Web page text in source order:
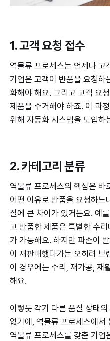
1. 고객 요청 접수
역물류 프로세스는 언제나 고
기업은 고객이 반품을 요청하
화해야 해요. 그리고 고객 요
제품을 수거해야 하죠. 이 과
위해 자동화 시스템을 도입하
2. 카테고리 분류
역물류 프로세스의 핵심은 바
어떤 이유로 반품을 요청하느
질에 큰 차이가 있거든요. 예
고 반품한 제품은 특별한 수
가 가능해요. 하지만 파손이
이 재판매했다가는 오히려 브
이 경우에는 수리, 재가공, 재
해요.
이렇듯 각기 다른 품질 상태
없기에, 역물류 프로세스에서
역물류 프로세스를 갖춘 기업